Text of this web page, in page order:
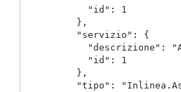
            "id": 1
          },
          "servizio": {
"descrizione":
            "id": 1
          },
"tipo":